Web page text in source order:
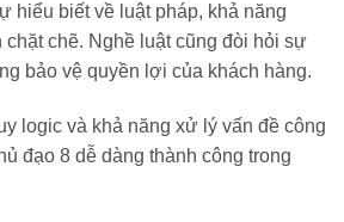
hiểu biết về luật pháp, khả năng
chặt chẽ. Nghề luật cũng đòi hỏi sự
bảo vệ quyền lợi của khách hàng.
logic và khả năng xử lý vấn đề công
đạo 8 dễ dàng thành công trong